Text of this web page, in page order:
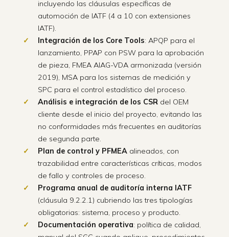
incluyendo las cláusulas específicas de
automoción de IATF (4 a 10 con extensiones
IATF).
Integración de los Core Tools: APQP para el
lanzamiento, PPAP con PSW para la aprobación
de pieza, FMEA AIAG-VDA armonizada (versión
2019), MSA para los sistemas de medición y
SPC para el control estadístico del proceso.
Análisis e integración de los CSRdel OEM
cliente desde el inicio del proyecto, evitando las
no conformidades más frecuentes en auditorías
de segunda parte.
Plan de control y PFMEAalineados, con
trazabilidad entre características críticas, modos
de fallo y controles de proceso.
Programa anual de auditoría interna IATF
(cláusula 9.2.2.1) cubriendo las tres tipologías
obligatorias: sistema, proceso y producto.
Documentación operativa: política de calidad,